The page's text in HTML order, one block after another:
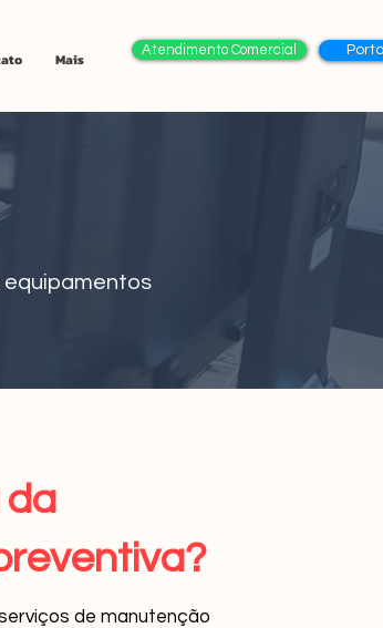
Mais Atendimento Comercial
equipamentos
da
de manutenção